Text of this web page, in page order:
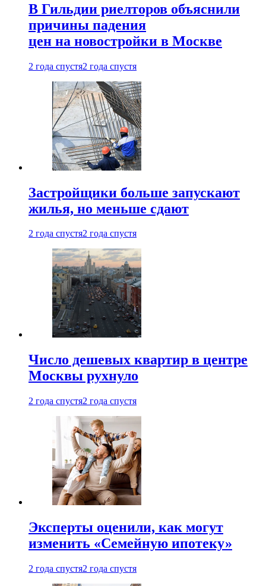
В Гильдии риелторов объяснили
причины падения
цен на новостройки в Москве
2 года спустя2 года спустя
Застройщики больше запускают
жилья, но меньше сдают
2 года спустя2 года спустя
Число дешевых квартир в центре
Москвы рухнуло
2 года спустя2 года спустя
Эксперты оценили, как могут
изменить «Семейную ипотеку»
2 года спустя2 года спустя